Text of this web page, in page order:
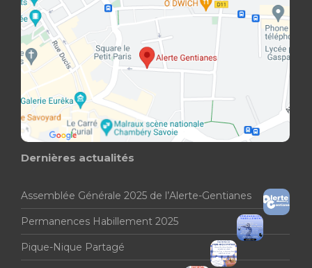
Dernières actualités
Assemblée Générale 2025 de l’Alerte-Gentianes
Permanences Habillement 2025
Pique-Nique Partagé